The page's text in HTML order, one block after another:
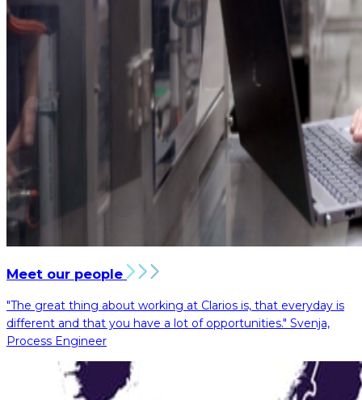
Meet our people
"The great thing about working at Clarios is, that everyday is
different and that you have a lot of opportunities." Svenja,
Process Engineer